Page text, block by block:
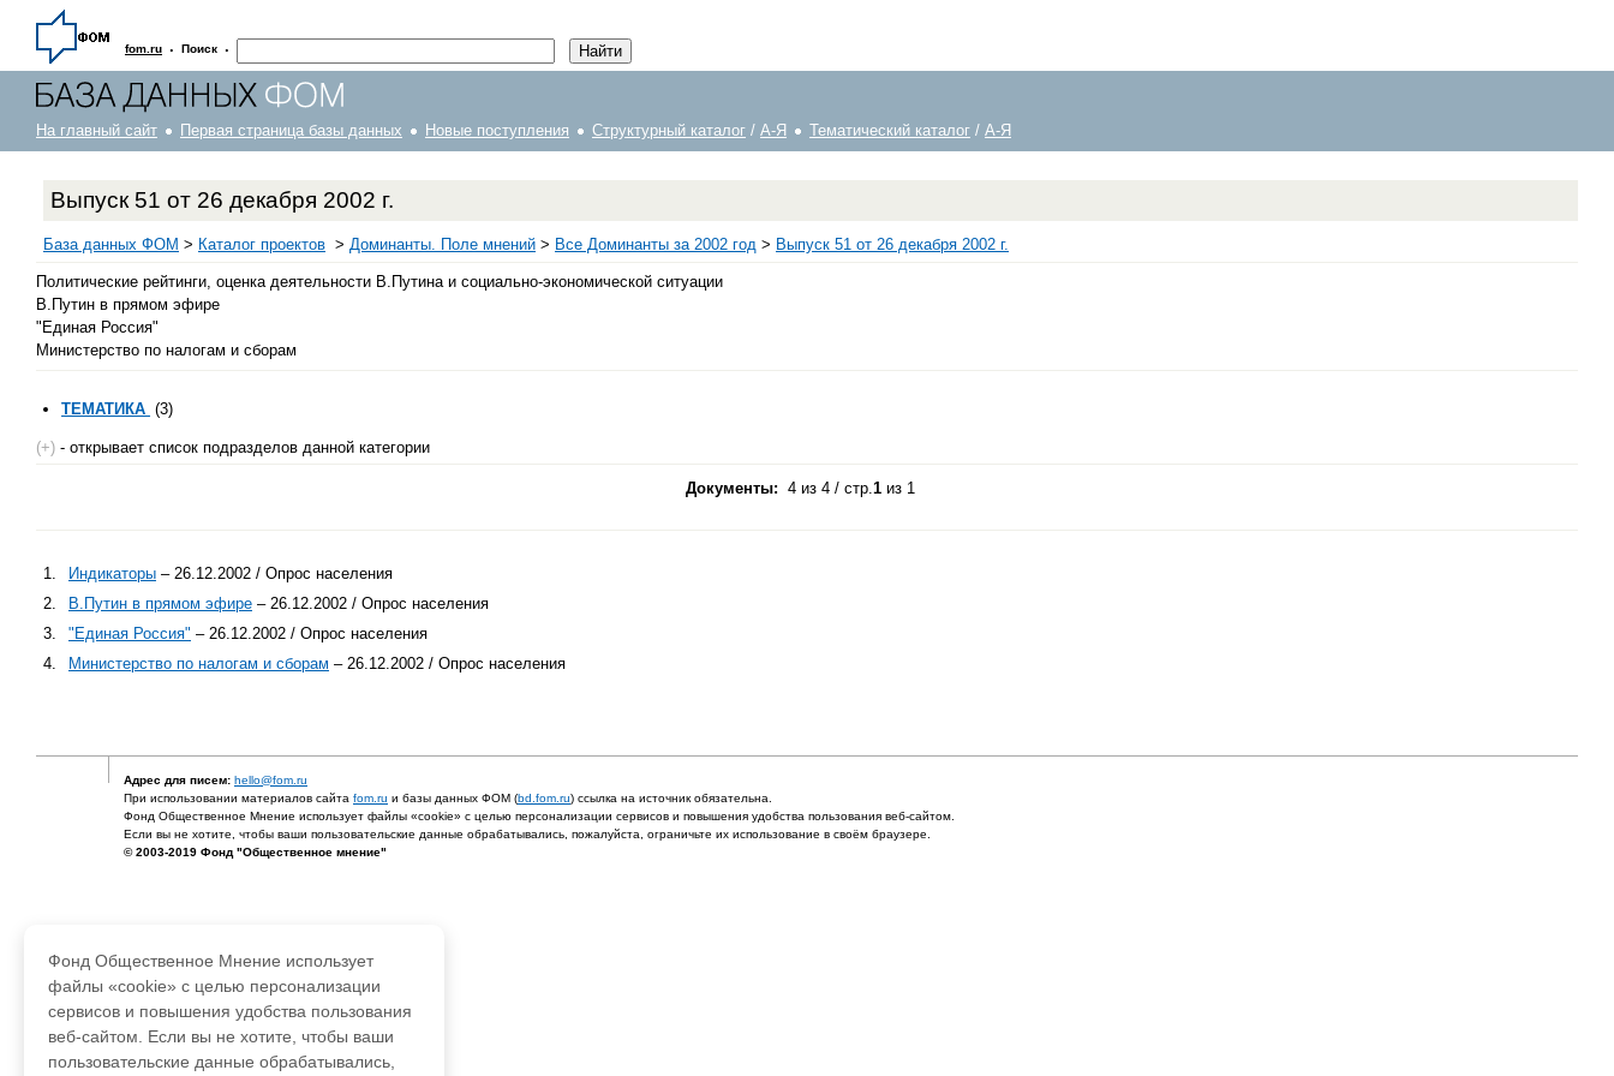
fom.ru · Поиск ·
На главный сайт Первая страница базы данных Новые поступления Структурный каталог / А-Я Тематический каталог / А-Я
Выпуск 51 от 26 декабря 2002 г.
База данных ФОМ > Каталог проектов > Доминанты. Поле мнений > Все Доминанты за 2002 год > Выпуск 51 от 26 декабря 2002 г.
Политические рейтинги, оценка деятельности В.Путина и социально-экономической ситуации
В.Путин в прямом эфире
"Единая Россия"
Министерство по налогам и сборам
ТЕМАТИКА (3)
(+) - открывает список подразделов данной категории
Документы: 4 из 4 / стр.1из 1
1. Индикаторы – 26.12.2002 / Опрос населения
2.
В.Путин в прямом эфире – 26.12.2002 / Опрос населения
3.
"Единая Россия" – 26.12.2002 / Опрос населения
4.
Министерство по налогам и сборам – 26.12.2002 / Опрос населения
Адрес для писем: hello@fom.ru
При использовании материалов сайта fom.ru и базы данных ФОМ (bd.fom.ru) ссылка на источник обязательна.
Фонд Общественное Мнение использует файлы «cookie» с целью персонализации сервисов и повышения удобства пользования веб-сайтом.
Если вы не хотите, чтобы ваши пользовательские данные обрабатывались, пожалуйста, ограничьте их использование в своём браузере.
© 2003-2019 Фонд "Общественное мнение"
Фонд Общественное Мнение использует
файлы «cookie» с целью персонализации
сервисов и повышения удобства пользования
веб-сайтом. Если вы не хотите, чтобы ваши
пользовательские данные обрабатывались,